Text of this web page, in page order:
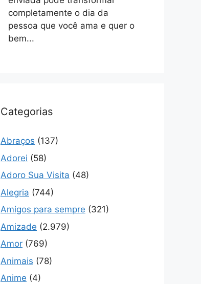
completamente o dia da
pessoa que você ama e quer o
bem...
Categorias
Abraços (137)
Adorei (58)
Adoro Sua Visita (48)
Alegria (744)
Amigos para sempre (321)
Amizade (2.979)
Amor (769)
Animais (78)
Anime (4)